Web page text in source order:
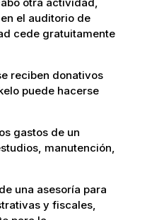
el auditorio de
cede gratuitamente
reciben donativos
puede hacerse
gastos de un
manutención,
una asesoría para
y fiscales,